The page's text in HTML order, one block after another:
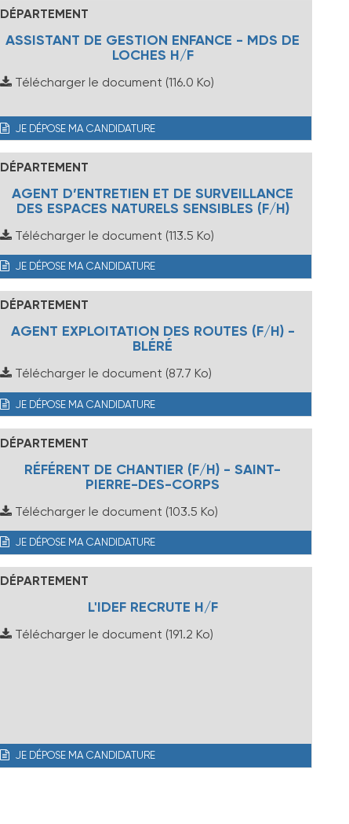
DÉPARTEMENT
ASSISTANT DE GESTION ENFANCE - MDS DE
LOCHES H/F
Télécharger le document (116.0 Ko)
JE DÉPOSE MA CANDIDATURE
DÉPARTEMENT
AGENT D’ENTRETIEN ET DE SURVEILLANCE
DES ESPACES NATURELS SENSIBLES (F/H)
Télécharger le document (113.5 Ko)
JE DÉPOSE MA CANDIDATURE
DÉPARTEMENT
AGENT EXPLOITATION DES ROUTES (F/H) -
BLÉRÉ
Télécharger le document (87.7 Ko)
JE DÉPOSE MA CANDIDATURE
DÉPARTEMENT
RÉFÉRENT DE CHANTIER (F/H) - SAINT-
PIERRE-DES-CORPS
Télécharger le document (103.5 Ko)
JE DÉPOSE MA CANDIDATURE
DÉPARTEMENT
L'IDEF RECRUTE H/F
Télécharger le document (191.2 Ko)
JE DÉPOSE MA CANDIDATURE